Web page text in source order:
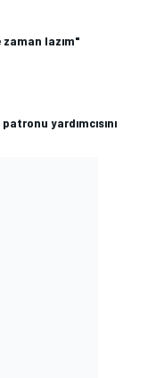
lazım"
yardımcısını